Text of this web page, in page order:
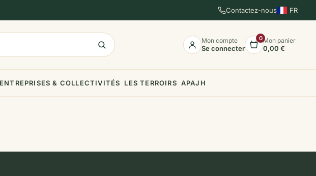
Contactez-nous
FR
EN
Mon compte
Se connecter
0Mon panier
0,00 €
ENTREPRISES & COLLECTIVITÉS LES TERROIRS APAJH